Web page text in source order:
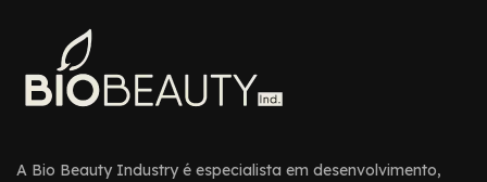
A Bio Beauty Industry é especialista em desenvolvimento,